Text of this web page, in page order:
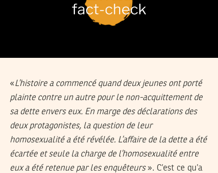
«L’histoire a commencé quand deux jeunes ont porté
plainte contre un autre pour le non-acquittement de
sa dette envers eux. En marge des déclarations des
deux protagonistes, la question de leur
homosexualité a été révélée. L’affaire de la dette a été
écartée et seule la charge de l’homosexualité entre
eux a été retenue par les enquêteurs». C’est ce qu’a